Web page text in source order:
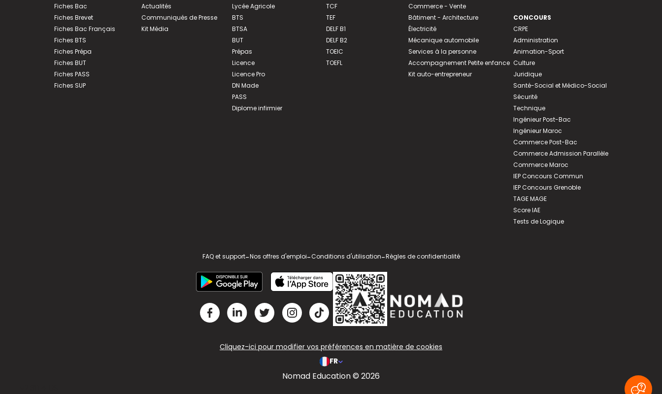
Fiches Bac
Fiches Brevet
Fiches Bac Français
Fiches BTS
Fiches Prépa
Fiches BUT
Fiches PASS
Fiches SUP
Actualités
Communiqués de Presse
Kit Média
Lycée Agricole
BTS
BTSA
BUT
Prépas
Licence
Licence Pro
DN Made
PASS
Diplome infirmier
TCF
TEF
DELF B1
DELF B2
TOEIC
TOEFL
Commerce - Vente
Bâtiment - Architecture
Électricité
Mécanique automobile
Services à la personne
Accompagnement Petite enfance
Kit auto-entrepreneur
CONCOURS
CRPE
Administration
Animation-Sport
Culture
Juridique
Santé-Social et Médico-Social
Sécurité
Technique
Ingénieur Post-Bac
Ingénieur Maroc
Commerce Post-Bac
Commerce Admission Parallèle
Commerce Maroc
IEP Concours Commun
IEP Concours Grenoble
TAGE MAGE
Score IAE
Tests de Logique
FAQ et support-Nos offres d'emploi-Conditions d'utilisation-Règles de confidentialité
Cliquez-ici pour modifier vos préférences en matière de cookies
FR
Nomad Education © 2026